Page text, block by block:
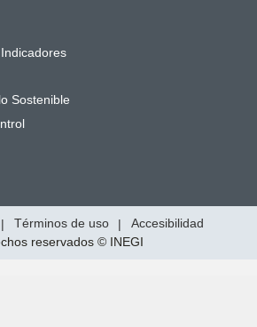
Sostenible
| Términos de uso |
Accesibilidad
reservados © INEGI